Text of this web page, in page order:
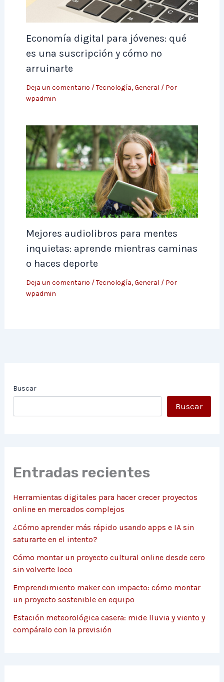
Economía digital para jóvenes: qué
es una suscripción y cómo no
arruinarte
Deja un comentario /Tecnología,General / Por
wpadmin
Mejores audiolibros para mentes
inquietas: aprende mientras caminas
o haces deporte
Deja un comentario /Tecnología,General / Por
wpadmin
Buscar
Buscar
Entradas recientes
Herramientas digitales para hacer crecer proyectos
online en mercados complejos
¿Cómo aprender más rápido usando apps e IA sin
saturarte en el intento?
Cómo montar un proyecto cultural online desde cero
sin volverte loco
Emprendimiento maker con impacto: cómo montar
un proyecto sostenible en equipo
Estación meteorológica casera: mide lluvia y viento y
compáralo con la previsión